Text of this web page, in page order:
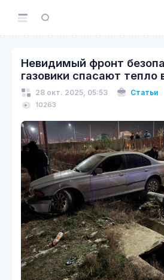
Невидимый фронт
газовики спасают
28 окт. 2025, 05:53 Статьи
10263